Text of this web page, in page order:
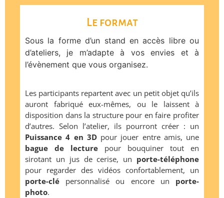
Le format
Sous la forme d’un stand en accès libre ou
d’ateliers, je m’adapte à vos envies et à
l’évènement que vous organisez.
Les participants repartent avec un petit objet qu’ils
auront fabriqué eux-mêmes, ou le laissent à
disposition dans la structure pour en faire profiter
d’autres. Selon l’atelier, ils pourront créer : un
Puissance 4 en 3Dpour jouer entre amis, une
bague de lecture pour bouquiner tout en
sirotant un jus de cerise, un porte-téléphone
pour regarder des vidéos confortablement, un
porte-clé personnalisé ou encore un porte-
photo.